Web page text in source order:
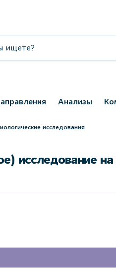
Анализы
исследования
исследование